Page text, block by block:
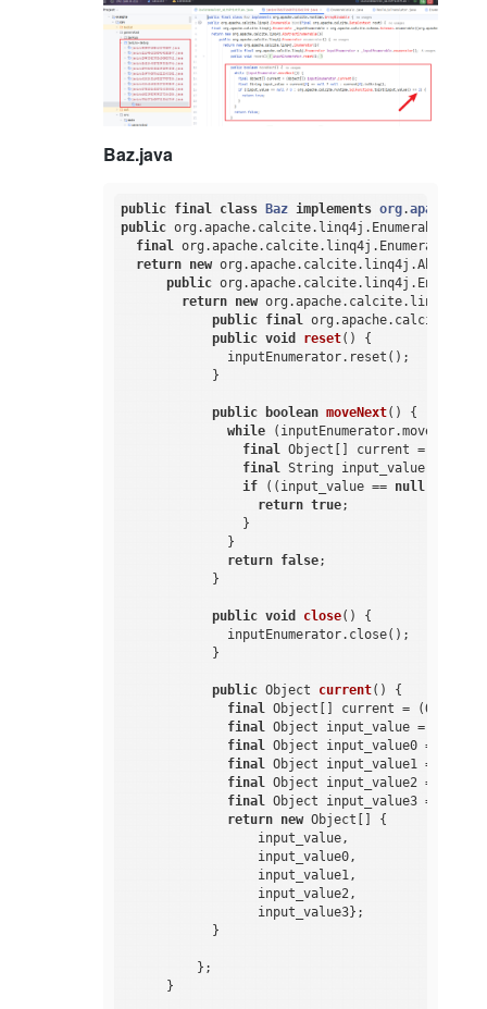
Baz.java
public final class Baz implements org.apache
public org.apache.calcite.linq4j. Enumerable
final
org.apache.calcite.linq4j.Enumerable
return new
public org.apache.calcite.linq4j.
return new
public final
public void reset()
{
              inputEnumerator.reset();
            }
public boolean moveNext()
{
while
final
Object[] current =
final
String input_value =
if ((input_value == null
return true;
                }
              }
return false;
            }
public void close()
{
              inputEnumerator.close();
            }
public Object current()
{
final
Object[] current =
final
Object input_value =
final
Object input_value0 =
final
Object input_value1 =
final
Object input_value2 =
final
Object input_value3 =
return new Object[] {
                  input_value,
                  input_value0,
                  input_value1,
                  input_value2,
                  input_value3};
            }
          };
      }